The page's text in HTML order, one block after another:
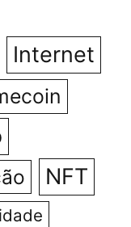
Internet
NFT